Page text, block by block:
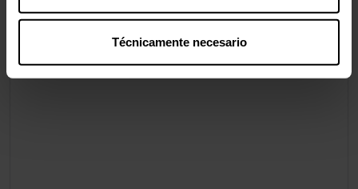
Técnicamente necesario